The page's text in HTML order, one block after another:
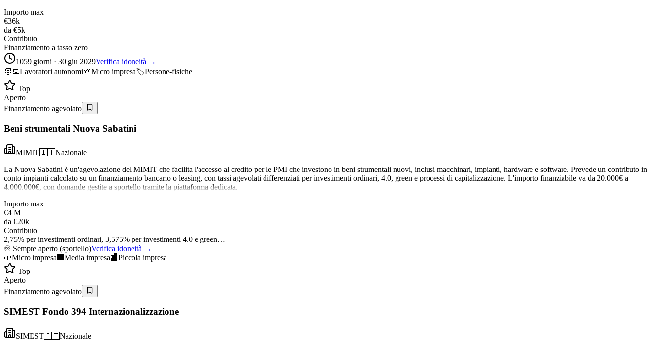
Importo max
€36k
da €5k
Contributo
Finanziamento a tasso zero
1059 giorni · 30 giu 2029Verifica idoneità →
🧑‍💻Lavoratori autonomi🌱Micro impresa🏷️Persone-fisiche
Top
Aperto
Finanziamento agevolato
Beni strumentali Nuova Sabatini
MIMIT🇮🇹Nazionale
La Nuova Sabatini è un'agevolazione del MIMIT che facilita l'accesso al credito per le PMI che investono in beni strumentali nuovi, inclusi macchinari, impianti, hardware e software. Prevede un contributo in
conto impianti calcolato su un finanziamento bancario o leasing, con tassi agevolati differenziati per investimenti ordinari, 4.0, green e processi di capitalizzazione. L'importo finanziabile va da 20.000€ a
4.000.000€, con domande gestite a sportello tramite la piattaforma dedicata.
Importo max
€4 M
da €20k
Contributo
2,75% per investimenti ordinari, 3,575% per investimenti 4.0 e green…
♾️ Sempre aperto (sportello)Verifica idoneità →
🌱Micro impresa 🏢 Media impresa🏬Piccola impresa
Top
Aperto
Finanziamento agevolato
SIMEST Fondo 394 Internazionalizzazione
SIMEST🇮🇹Nazionale